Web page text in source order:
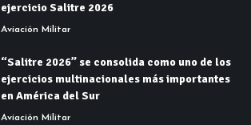
ejercicio Salitre 2026
Aviación Militar
“Salitre 2026” se consolida como uno de los
ejercicios multinacionales más importantes
en América del Sur
Aviación Militar